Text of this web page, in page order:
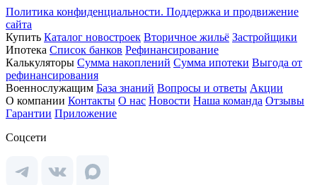
Политика конфиденциальности. Поддержка и продвижение
сайта
Купить Каталог новостроек Вторичное жильё Застройщики
Ипотека Список банков Рефинансирование
Калькуляторы Сумма накоплений Сумма ипотеки Выгода от
рефинансирования
Военнослужащим База знаний Вопросы и ответы Акции
О компании Контакты О нас Новости Наша команда Отзывы
Гарантии Приложение
Соцсети